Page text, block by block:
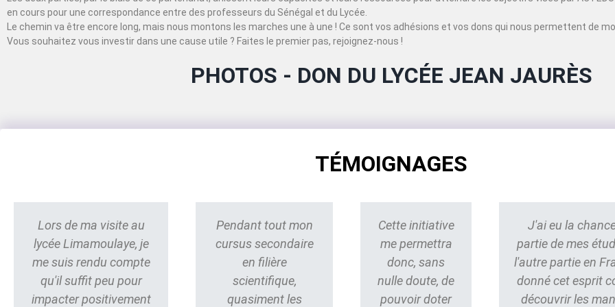
en cours pour une correspondance entre des professeurs du Sénégal et du Lycée.
Le chemin va être encore long, mais nous montons les marches une à une ! Ce sont vos adhésions et vos dons qui nous permettent de
Vous souhaitez vous investir dans une cause utile ? Faites le premier pas, rejoignez-nous !
PHOTOS - DON DU LYCÉE JEAN JAURÈS
TÉMOIGNAGES
Lors de ma visite au
lycée Limamoulaye, je
me suis rendu compte
qu'il suffit peu pour
impacter positivement
Pendant tout mon
cursus secondaire
en filière
scientifique,
quasiment les
Cette initiative
me permettra
donc, sans
nulle doute, de
pouvoir doter
J'ai eu la
partie de mes
l'autre partie en
donné cet esprit
découvrir les